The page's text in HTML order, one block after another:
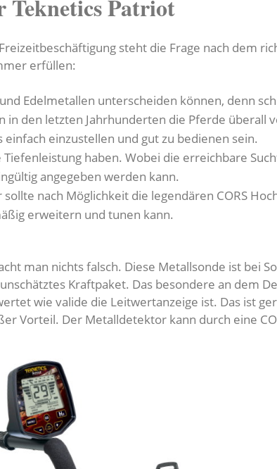
Patriot
steht die Frage nach dem
erfüllen:
Edelmetallen unterscheiden können, denn
in den letzten Jahrhunderten die Pferde überall
einzustellen und gut zu bedienen sein.
haben. Wobei die erreichbare
angegeben werden kann.
nach Möglichkeit die legendären CORS
erweitern und tunen kann.
man nichts falsch. Diese Metallsonde ist bei
Kraftpaket. Das besondere an dem
wie valide die Leitwertanzeige ist. Das ist
Vorteil. Der Metalldetektor kann durch eine